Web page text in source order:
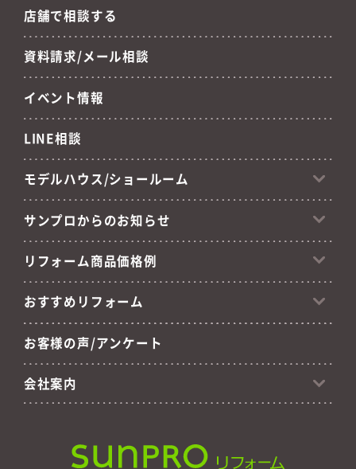
店舗で相談する
資料請求/メール相談
イベント情報
LINE相談
モデルハウス/ショールーム
サンプロからのお知らせ
リフォーム商品価格例
おすすめリフォーム
お客様の声/アンケート
会社案内